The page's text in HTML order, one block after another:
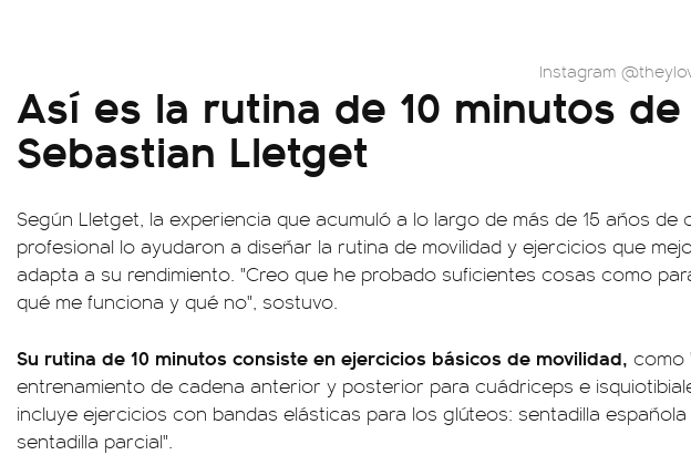
Instagram
Así es la rutina de 10 minutos de
Sebastian Lletget
Según Lletget, la experiencia que acumuló a lo largo de más de 15 años de
profesional lo ayudaron a diseñar la rutina de movilidad y ejercicios que
adapta a su rendimiento. "Creo que he probado suficientes cosas como
qué me funciona y qué no", sostuvo.
Su rutina de 10 minutos consiste en ejercicios básicos de movilidad, como
entrenamiento de cadena anterior y posterior para cuádriceps e
incluye ejercicios con bandas elásticas para los glúteos: sentadilla
sentadilla parcial".